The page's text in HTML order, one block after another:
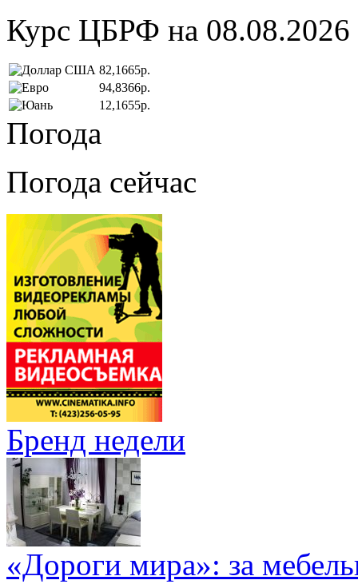
Курс ЦБРФ на 08.08.2026
82,1665р.
94,8366р.
12,1655р.
Погода
Погода сейчас
Бренд недели
«Дороги мира»: за